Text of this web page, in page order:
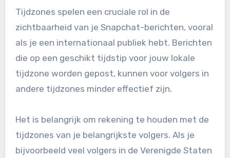
Tijdzones spelen een cruciale rol in de
zichtbaarheid van je Snapchat-berichten, vooral
als je een internationaal publiek hebt. Berichten
die op een geschikt tijdstip voor jouw lokale
tijdzone worden gepost, kunnen voor volgers in
andere tijdzones minder effectief zijn.
Het is belangrijk om rekening te houden met de
tijdzones van je belangrijkste volgers. Als je
bijvoorbeeld veel volgers in de Verenigde Staten